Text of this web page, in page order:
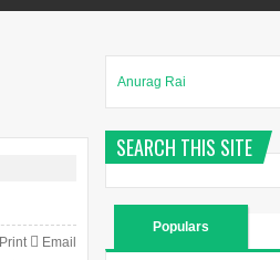
Print Email
Anurag Rai
SEARCH THIS SITE
Populars